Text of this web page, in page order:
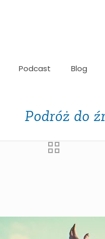
Podcast Blog
Podróż do